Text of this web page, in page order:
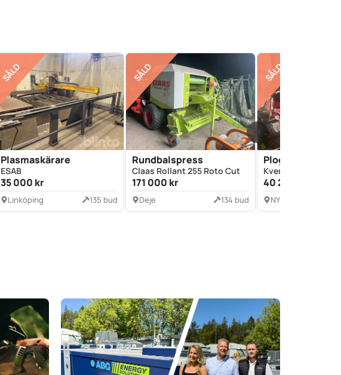
SÅLD
Plasmaskärare
ESAB
35 000 kr
Linköping 135 bud
SÅLD
Rundbalspress
Claas Rollant 255 Roto Cut
171 000 kr
Deje 134 bud
SÅLD
Plog
Kverneland
40 200 kr
NYKIL